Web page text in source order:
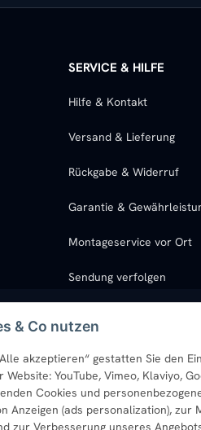
& Co nutzen
akzeptieren“ gestatten Sie den
YouTube, Vimeo, Klaviyo,
Cookies und
Anzeigen (ads personalization), zur
zur Verbesserung unseres
SERVICE & HILFE
Hilfe & Kontakt
Versand & Lieferung
Rückgabe & Widerruf
Garantie &
Montageservice vor Ort
Sendung verfolgen